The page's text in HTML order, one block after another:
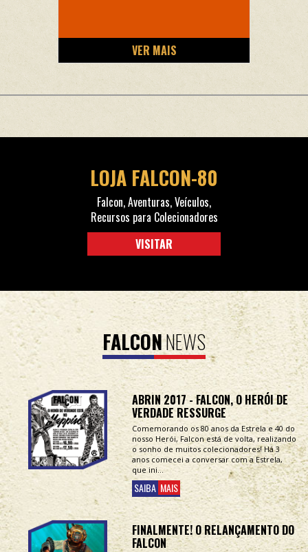
VER MAIS
LOJA FALCON-80
Falcon, Aventuras, Veículos,
Recursos para Colecionadores
VISITAR
FALCONNEWS
ABRIN 2017 - FALCON, O HERÓI DE
VERDADE RESSURGE
Comemorando os 80 anos da Estrela e 40 do
nosso Herói, Falcon está de volta, realizando
o sonho de muitos colecionadores! Há 3
anos comecei a conversar com a Estrela,
que ini...
SAIBA MAIS
FINALMENTE! O RELANÇAMENTO DO
FALCON